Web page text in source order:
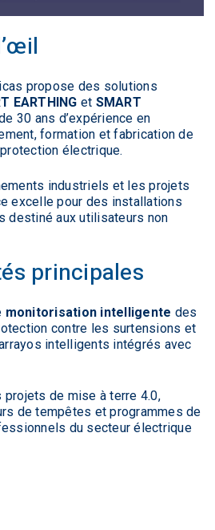
propose des solutions
EARTHING et SMART
30 ans d’expérience en
formation et fabrication de
électrique.
industriels et les projets
excelle pour des installations
destiné aux utilisateurs non
principales
monitorisation intelligente des
contre les surtensions et
intelligents intégrés avec
de mise à terre 4.0,
de tempêtes et programmes de
du secteur électrique